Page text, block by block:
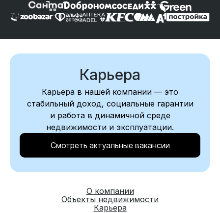
Карьера
Карьера в нашей компании — это
стабильный доход, социальные гарантии
и работа в динамичной среде
недвижимости и эксплуатации.
Смотреть актуальные вакансии
О компании
Объекты недвижимости
Карьера